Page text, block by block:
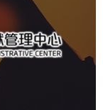
中心